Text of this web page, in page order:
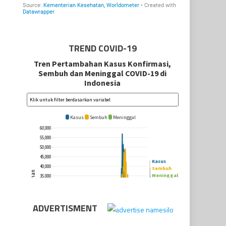
TREND COVID-19
ADVERTISMENT